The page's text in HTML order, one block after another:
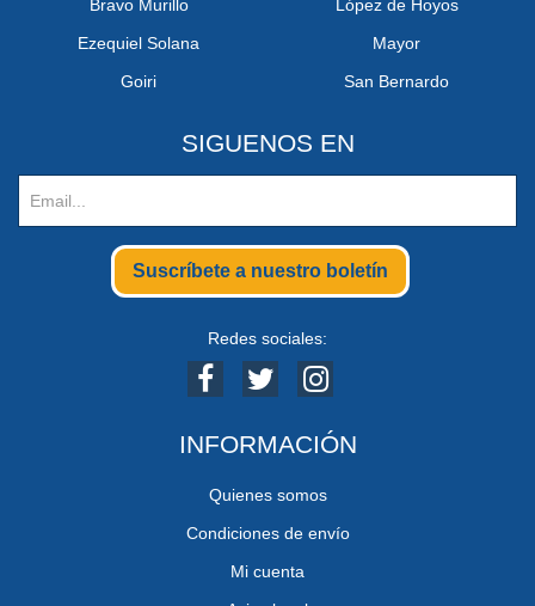
Bravo Murillo
Ezequiel Solana
Goiri
López de Hoyos
Mayor
San Bernardo
SIGUENOS EN
Suscríbete a nuestro boletín
Redes sociales:
INFORMACIÓN
Quienes somos
Condiciones de envío
Mi cuenta